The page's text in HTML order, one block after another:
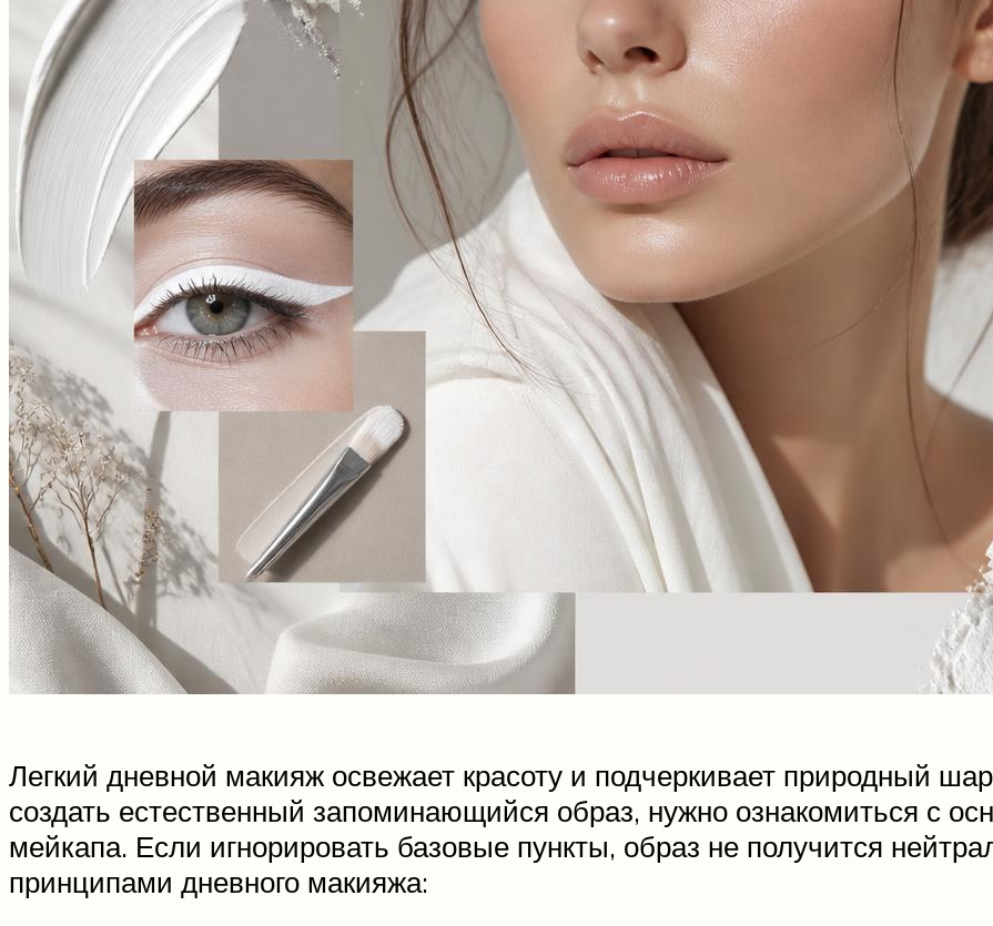
Легкий дневной макияж освежает красоту и подчеркивает природный
создать естественный запоминающийся образ, нужно ознакомиться с
мейкапа. Если игнорировать базовые пункты, образ не получится
принципами дневного макияжа: